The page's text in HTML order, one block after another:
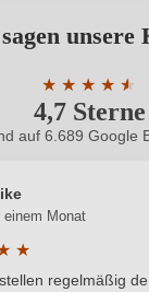
abgegeben
Kunde? Neuer
unsere
4,7 Sterne
★ ★ ★ ★ ★
★
auf 6.689 Google
einem Monat
★
regelmäßig